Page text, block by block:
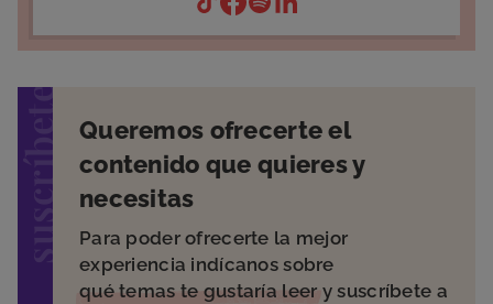
Queremos ofrecerte el
contenido que quieres y
necesitas
Para poder ofrecerte la mejor
experiencia indícanos sobre
qué temas te gustaría leer y suscríbete a